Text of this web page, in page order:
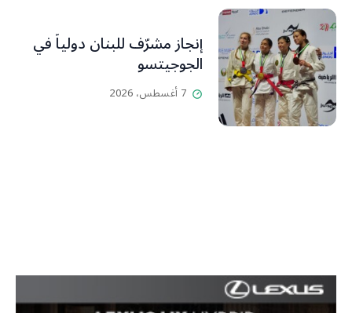
إنجاز مشرّف للبنان دولياً في
الجوجيتسو
7 أغسطس، 2026